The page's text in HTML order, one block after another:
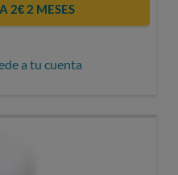
2€ 2 MESES
a tu cuenta